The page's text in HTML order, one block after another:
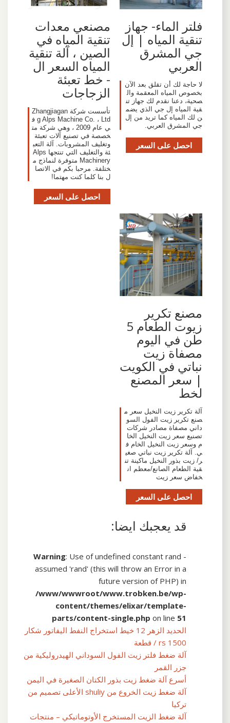
فلتر الماء- جهاز
تنقية المياه | إل
جي المشرق
العربي
لا حاجة لك أن تقلق بعد الآن
بخصوص المياه المعقمة وال
صحية، دعنا نقدم لك جهاز تن
قية المياه إل جي الذي يضم
ن لك المياه كما تريد من إل
جي المشرق العربي.
احصل على السعر
مصنعي معدات
تنقية المياه في
الصين ، آلة تنقية
المياه السعر ال
- خط تعبئة
الزجاجات
تأسست شركة Zhangjiagan
g Alps Machine Co. ، Ltd ف
ي عام 2009 ، وهي شركة مت
خصصة في تصنيع آلات تعبئة
وتغليف المشروبات. آلة التعب
ئة والتغليف التي تنتجها Alps
Machinery متوفرة لنماذج م
ختلفة. مرحبا بكم في الاتصا
ل بنا كلما كنت مهتما!
احصل على السعر
مصنع تكرير
زيوت الطعام 5
طن في اليوم
مصفاة زيت
نباتي في الكويت
| سعر المصنع
لخط
آلة تكرير زيت النخيل سعر م
صنع تكرير زيت الفول السو
داني مصفاة مصادر شركات
تصنيع سعر زيت النخيل الخا
م وسعر زيت النخيل الخام ف
ي. آلة تكرير زيت نباتي صغي
ر/ زيت بذور النخيل ماكينة تن
قية الطعام الصانع/معظم ان
خفاض سعر زيت
احصل على السعر
قد يعجبك ايضا:
Warning: Use of undefined constant rand -
assumed 'rand' (this will throw an Error in a
future version of PHP) in
/www/wwwroot/www.trobken.be/wp-
content/themes/elixar/template-
parts/content-single.php on line 51
الحديد الزهر 12 خيط استخراج النفط اليفاتور شكار
rs 1500 / قطعة
آلة ضغط فلتر زيت الفول السوداني الهيدروليكية من
جزر القمر
أسرع آلة ضغط زيت بذور الكتان الصغيرة في اليمن
آلة ضغط زيت الخروع من shuliy الأعلى تصميم من
تركيا
آلة ضغط الزيت المستخرج الأوتوماتيكي – منتجات